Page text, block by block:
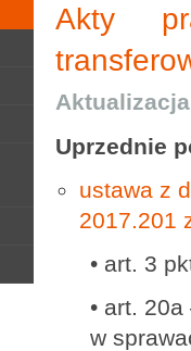
Akty
Uprzednie
ustawa z
2017.201
• art. 3
• art.
w